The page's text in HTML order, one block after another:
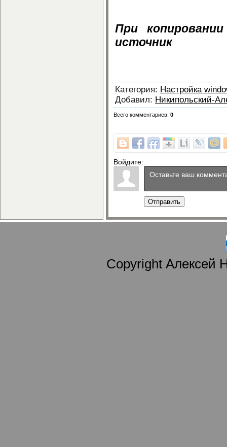
При
источник
Категория: Настройка
Добавил: Никипольский-
Всего комментариев: 0
Войдите:
Отправить
Copyright Алексей